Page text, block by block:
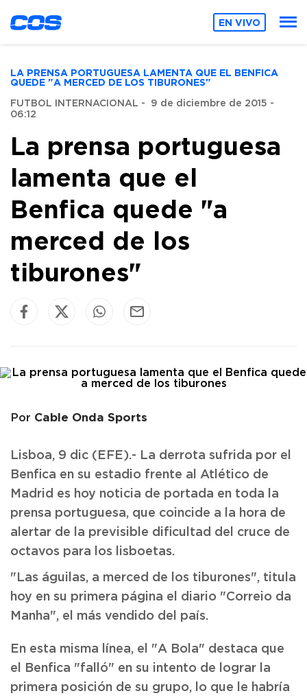
EN VIVO
LA PRENSA PORTUGUESA LAMENTA QUE EL BENFICA
QUEDE "A MERCED DE LOS TIBURONES"
FUTBOL INTERNACIONAL - 9 de diciembre de 2015 -
06:12
La prensa portuguesa
lamenta que el
Benfica quede "a
merced de los
tiburones"
Por Cable Onda Sports
Lisboa, 9 dic (EFE).- La derrota sufrida por el
Benfica en su estadio frente al Atlético de
Madrid es hoy noticia de portada en toda la
prensa portuguesa, que coincide a la hora de
alertar de la previsible dificultad del cruce de
octavos para los lisboetas.
"Las águilas, a merced de los tiburones", titula
hoy en su primera página el diario "Correio da
Manha", el más vendido del país.
En esta misma línea, el "A Bola" destaca que
el Benfica "falló" en su intento de lograr la
primera posición de su grupo, lo que le habría